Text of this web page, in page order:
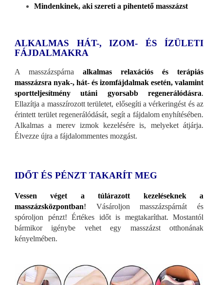
Mindenkinek, aki szereti a pihentető masszázst
ALKALMAS HÁT-, IZOM- ÉS ÍZÜLETI
FÁJDALMAKRA
A masszázspárna alkalmas relaxációs és terápiás
masszázsra nyak-, hát- és izomfájdalmak esetén, valamint
sportteljesítmény utáni gyorsabb regenerálódásra.
Ellazítja a masszírozott területet, elősegíti a vérkeringést és az
érintett terület regenerálódását, segít a fájdalom enyhítésében.
Alkalmas a merev izmok kezelésére is, melyeket átjárja.
Élvezze újra a fájdalommentes mozgást.
IDŐT ÉS PÉNZT TAKARÍT MEG
Vessen véget a túlárazott kezeléseknek a
masszázsközpontban! Vásároljon masszázspárnát és
spóroljon pénzt! Értékes időt is megtakaríthat. Mostantól
bármikor igénybe vehet egy masszázst otthonának
kényelmében.